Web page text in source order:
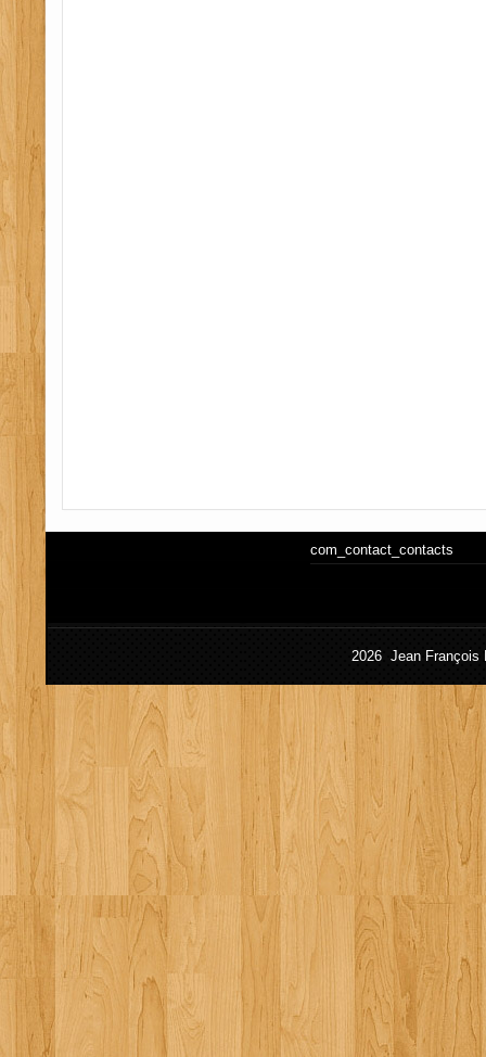
com_contact_contacts
2026 Jean